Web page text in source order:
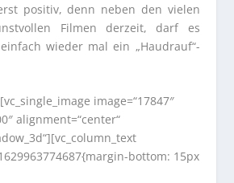
positiv, denn neben den vielen
Filmen derzeit, darf es
wieder mal ein „Haudrauf“-
image=“17847″
alignment=“center“
bottom: 15px